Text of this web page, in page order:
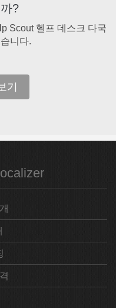
?
Scout 헬프 데스크 다국
니다.
기